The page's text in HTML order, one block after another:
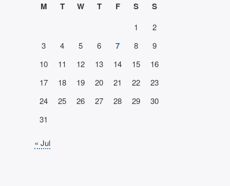
M
T W T F S S
1
2
3
4 5 6 7 8
9
10
11 12 13 14 15
16
17
18 19 20 21 22
23
24
25 26 27 28 29
30
31
« Jul